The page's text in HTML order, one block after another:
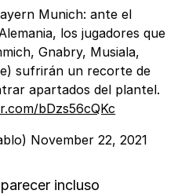
Munich: ante el
los jugadores que
Gnabry, Musiala,
sufrirán un recorte de
apartados del plantel.
bDzs56cQKc
November 22, 2021
incluso